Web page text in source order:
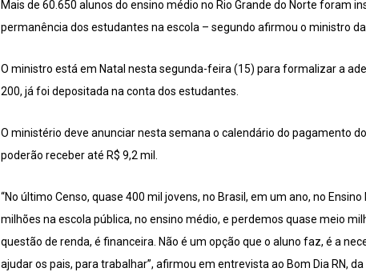
Mais de 60.650 alunos do ensino médio no Rio Grande do Norte foram
permanência dos estudantes na escola – segundo afirmou o ministro da
O ministro está em Natal nesta segunda-feira (15) para formalizar a
200, já foi depositada na conta dos estudantes.
O ministério deve anunciar nesta semana o calendário do pagamento
poderão receber até R$ 9,2 mil.
“No último Censo, quase 400 mil jovens, no Brasil, em um ano, no
milhões na escola pública, no ensino médio, e perdemos quase meio
questão de renda, é financeira. Não é um opção que o aluno faz, é a
ajudar os pais, para trabalhar”, afirmou em entrevista ao Bom Dia RN, da